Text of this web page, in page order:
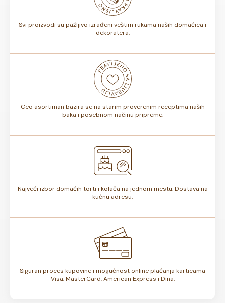
Svi proizvodi su pažljivo izrađeni veštim rukama naših domaćica i
dekoratera.
Ceo asortiman bazira se na starim proverenim receptima naših
baka i posebnom načinu pripreme.
Najveći izbor domaćih torti i kolača na jednom mestu. Dostava na
kućnu adresu.
Siguran proces kupovine i mogućnost online plaćanja karticama
Visa, MasterCard, American Express i Dina.